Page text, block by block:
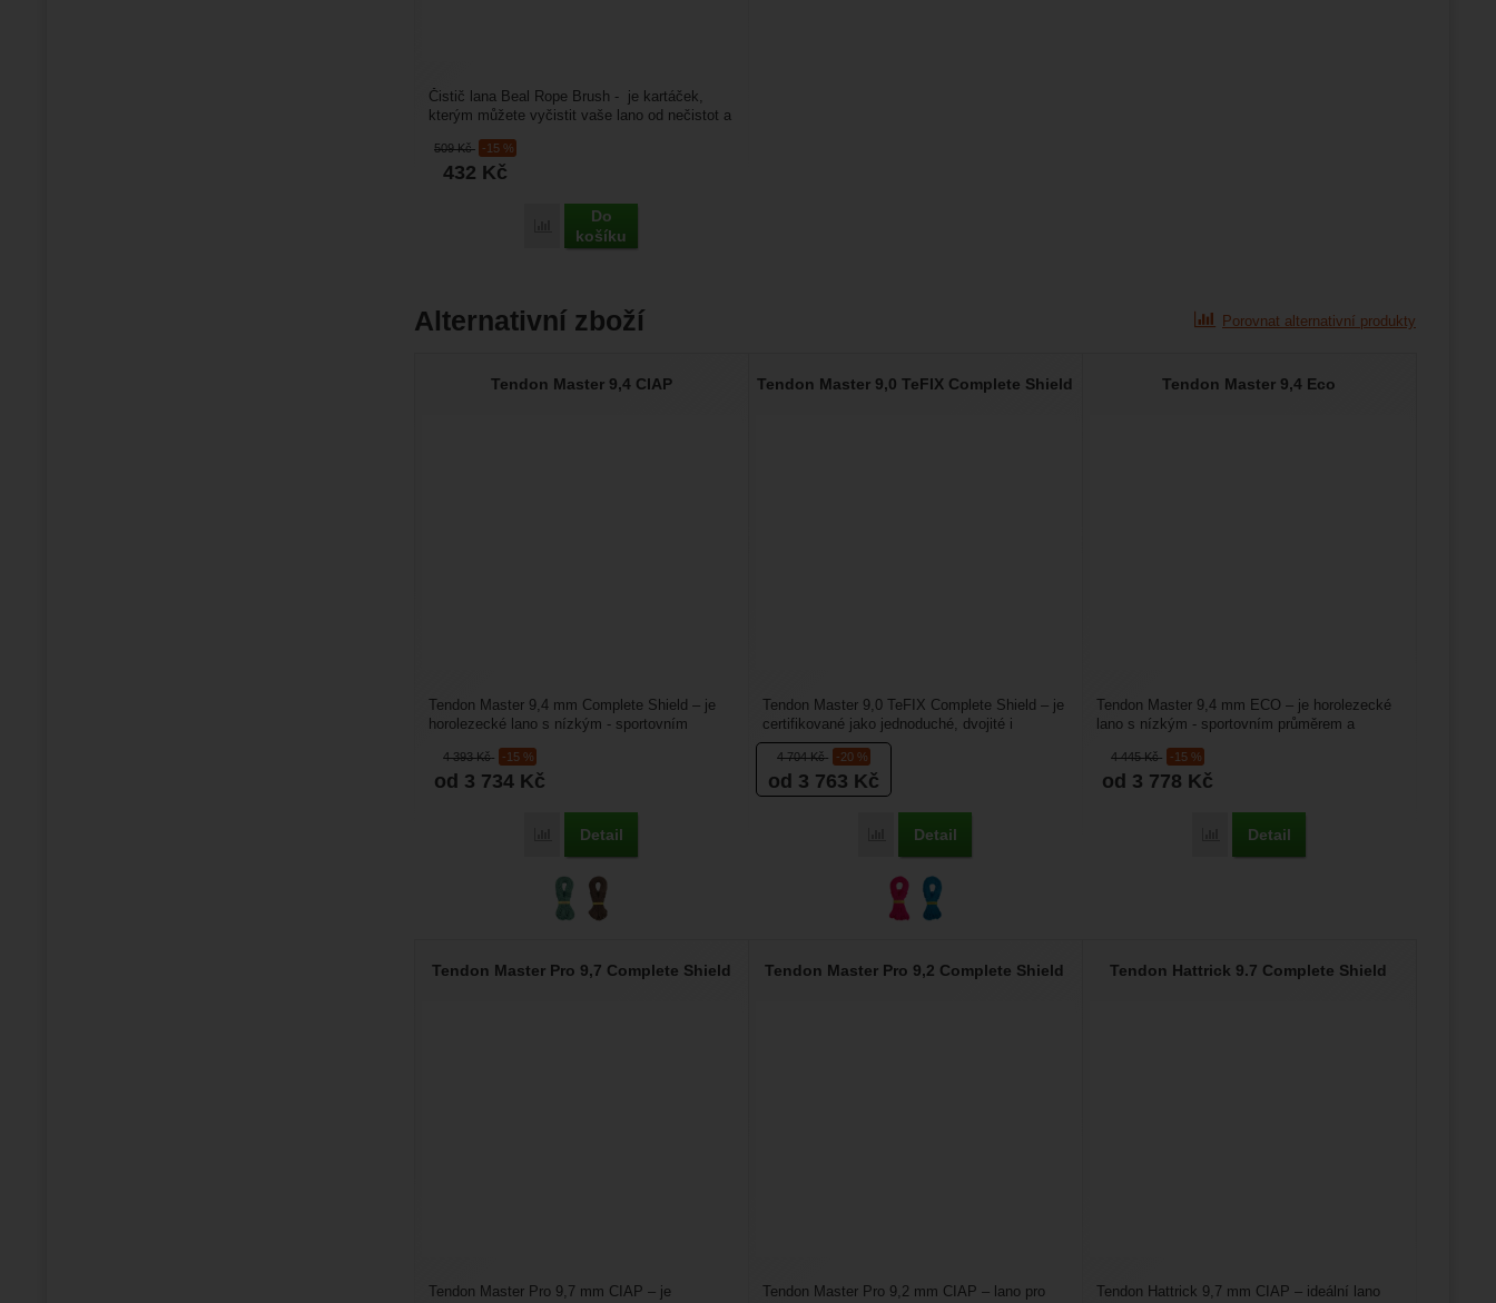
509Kč -15 %
432 Kč
Porovnat
Do
košíku
Čistič lana Beal Rope Brush - je kartáček,
kterým můžete vyčistit vaše lano od nečistot a
Alternativní zboží Porovnat alternativní produkty
Tendon Master 9,4 CIAP
4 393Kč -15 %
od 3 734 Kč
Porovnat
Detail
Tendon Master 9,4 mm Complete Shield – je
horolezecké lano s nízkým - sportovním
Tendon Master 9,0 TeFIX Complete Shield
4 704Kč -20 %
od 3 763 Kč
Porovnat
Detail
Tendon Master 9,0 TeFIX Complete Shield – je
certifikované jako jednoduché, dvojité i
poloviční horolezecké...
Tendon Master 9,4 Eco
4 445Kč -15 %
od 3 778 Kč
Porovnat
Detail
Tendon Master 9,4 mm ECO – je horolezecké
lano s nízkým - sportovním průměrem a
Tendon Master Pro 9,7 Complete Shield
Tendon Master Pro 9,7 mm CIAP – je
Tendon Master Pro 9,2 Complete Shield
Tendon Master Pro 9,2 mm CIAP – lano pro
Tendon Hattrick 9.7 Complete Shield
Tendon Hattrick 9,7 mm CIAP – ideální lano